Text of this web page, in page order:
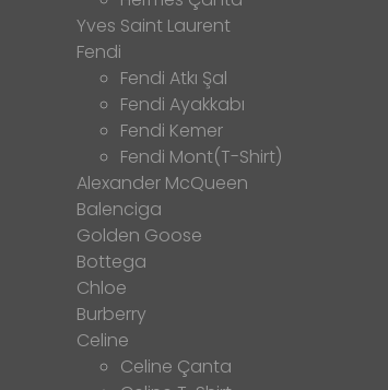
Yves Saint Laurent
Fendi
Fendi Atkı Şal
Fendi Ayakkabı
Fendi Kemer
Fendi Mont(T-Shirt)
Alexander McQueen
Balenciga
Golden Goose
Bottega
Chloe
Burberry
Celine
Celine Çanta